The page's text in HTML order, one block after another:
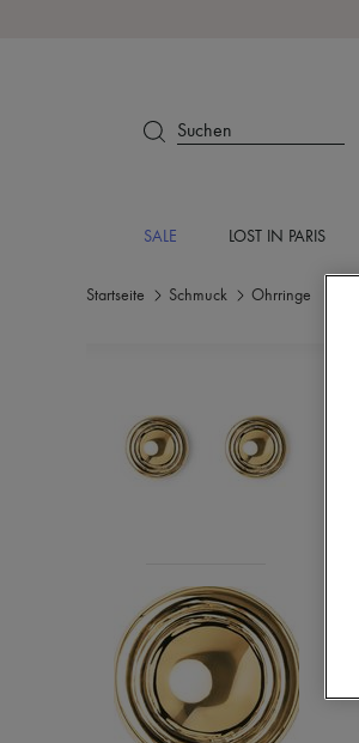
Suchen
SALE LOST IN PARIS
Startseite Schmuck Ohrringe